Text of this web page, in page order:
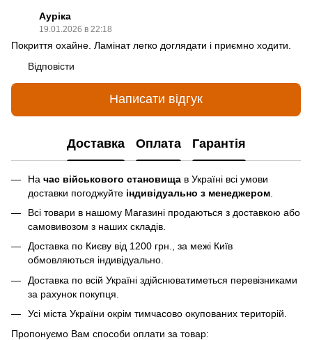
Ауріка
19.01.2026 в 22:18
Покриття охайне. Ламінат легко доглядати і приємно ходити.
Відповісти
Написати відгук
Доставка Оплата Гарантія
На час військового становища в Україні всі умови
доставки погоджуйте індивідуально з менеджером
Всі товари в нашому Магазині продаються з доставкою або
самовивозом з наших складів.
Доставка по Києву від 1200 грн., за межі Київ
обмовляються індивідуально.
Доставка по всій Україні здійснюватиметься перевізниками
за рахунок покупця.
Усі міста України окрім тимчасово окупованих територій.
Пропонуємо Вам способи оплати за товар: